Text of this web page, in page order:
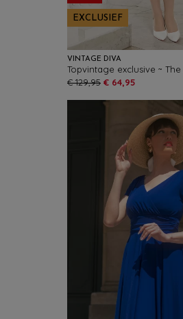
EXCLUSIEF
VINTAGE DIVA
€ 129,95 € 64,95